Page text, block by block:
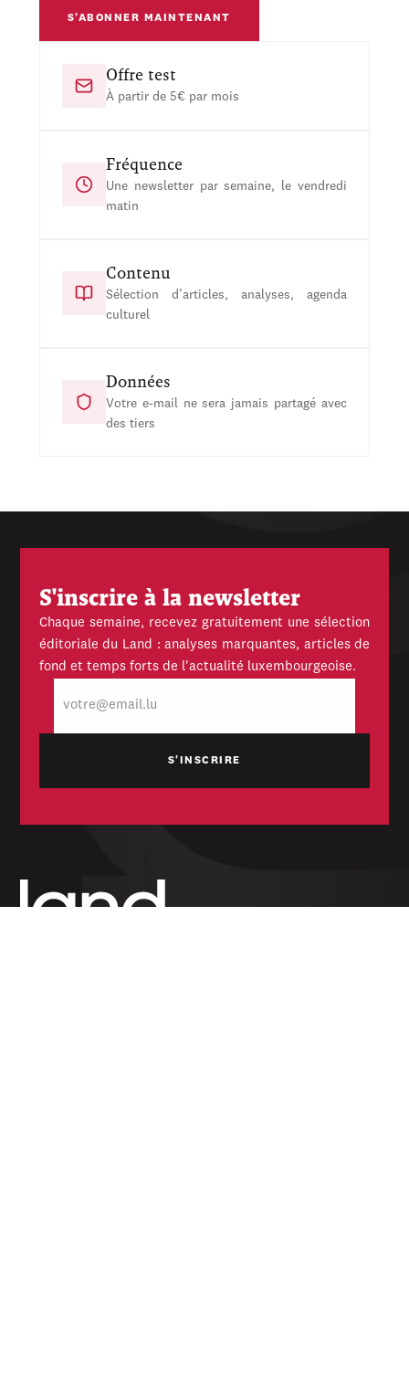
S’ABONNER MAINTENANT
Offre test
À partir de 5€ par mois
Fréquence
Une newsletter par semaine, le vendredi
matin
Contenu
Sélection d’articles, analyses, agenda
culturel
Données
Votre e-mail ne sera jamais partagé avec
des tiers
S'inscrire à la newsletter
Chaque semaine, recevez gratuitement une sélection
éditoriale du Land : analyses marquantes, articles de
fond et temps forts de l'actualité luxembourgeoise.
mail